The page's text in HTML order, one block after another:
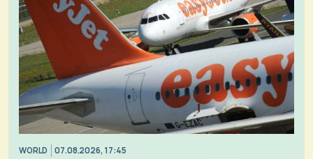
WORLD 07.08.2026, 17:45